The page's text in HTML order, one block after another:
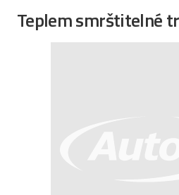
Teplem smrštitelné